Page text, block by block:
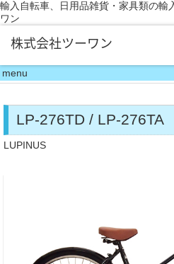
輸入自転車、日用品雑貨・家具類の輸
ワン
menu
LP-276TD / LP-276TA
LUPINUS